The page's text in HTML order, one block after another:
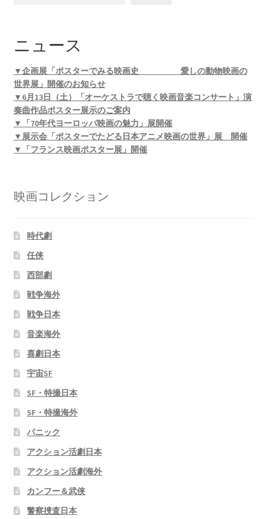
ニュース
▼企画展「ポスターでみる映画史 愛しの動物映画の
世界展」開催のお知らせ
▼6月13日（土）「オーケストラで聴く映画音楽コンサート」演
奏曲作品ポスター展示のご案内
▼「70年代ヨーロッパ映画の魅力」展開催
▼展示会「ポスターでたどる日本アニメ映画の世界」展 開催
▼「フランス映画ポスター展」開催
映画コレクション
時代劇
任侠
西部劇
戦争海外
戦争日本
音楽海外
喜劇日本
宇宙SF
SF・特撮日本
SF・特撮海外
パニック
アクション活劇日本
アクション活劇海外
カンフー＆武侠
警察捜査日本